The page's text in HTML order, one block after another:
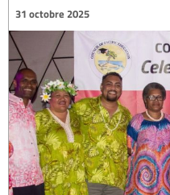
31 octobre 2025